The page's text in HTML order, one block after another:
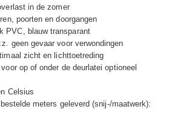
in de zomer
poorten en doorgangen
PVC, blauw transparant
geen gevaar voor verwondingen
zicht en lichttoetreding
op of onder de deurlatei optioneel
Celsius
meters geleverd (snij-/maatwerk):